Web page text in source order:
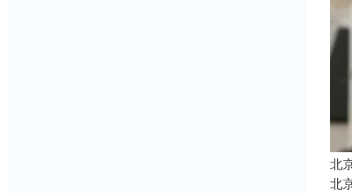
北
北